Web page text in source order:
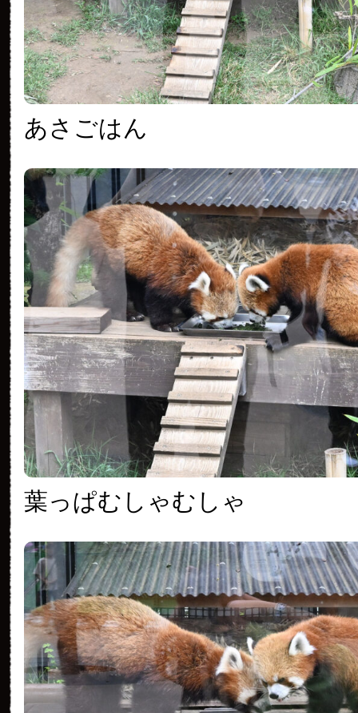
あさごはん
葉っぱむしゃむしゃ